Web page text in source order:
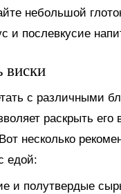
небольшой
и послевкусие
виски
с различными
раскрыть его
несколько
едой:
и полутвердые